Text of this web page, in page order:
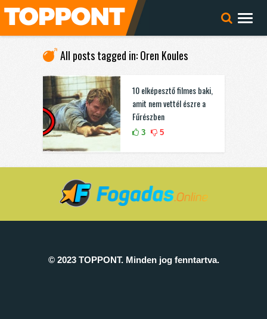
All posts tagged in: Oren Koules
10 elképesztő filmes baki,
amit nem vettél észre a
Fűrészben
3 5
© 2023 TOPPONT. Minden jog fenntartva.